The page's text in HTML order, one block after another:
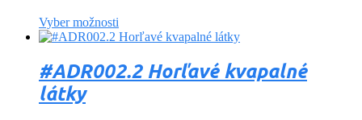
Vyber možnosti
#ADR002.2 Horľavé kvapalné
látky